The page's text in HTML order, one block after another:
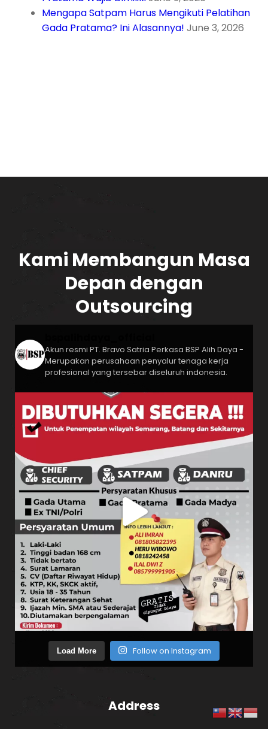
Mengapa Satpam Harus Mengikuti Pelatihan
Gada Pratama? Ini Alasannya! June 3, 2026
Kami Membangun Masa
Depan dengan
Outsourcing
Akun resmi PT. Bravo Satria Perkasa BSP Alih Daya -
Merupakan perusahaan penyalur tenaga kerja
profesional yang tersebar diseluruh indonesia.
Load More Follow on Instagram
Address